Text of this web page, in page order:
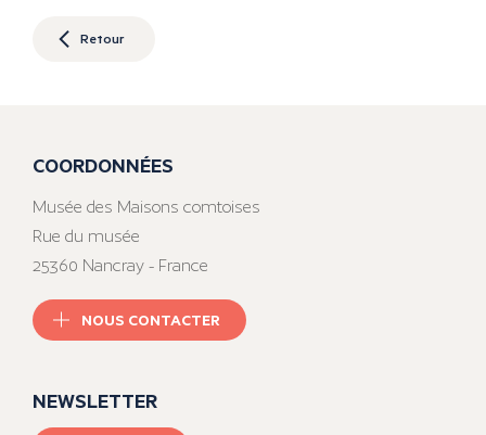
Retour
COORDONNÉES
Musée des Maisons comtoises
Rue du musée
25360 Nancray - France
NOUS CONTACTER
NEWSLETTER